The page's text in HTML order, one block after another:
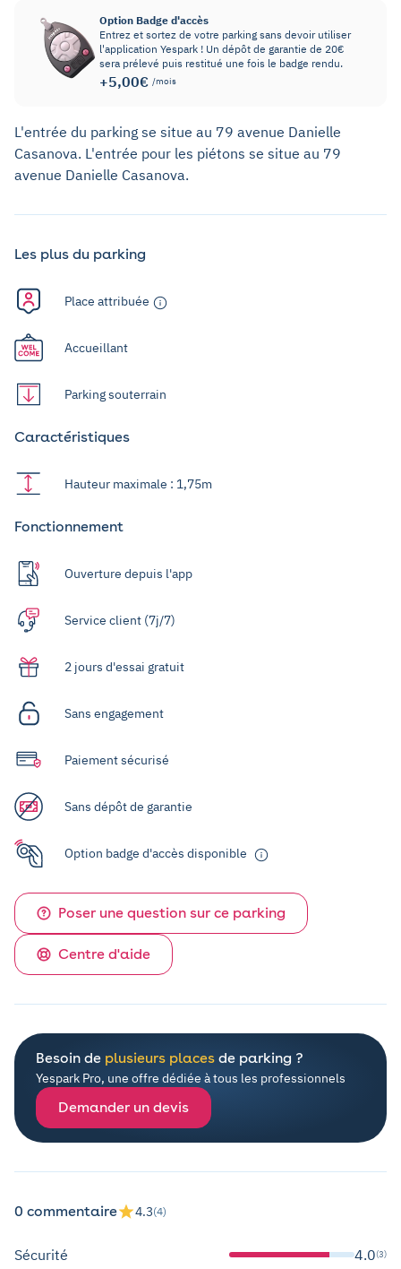
Option Badge d'accès
Entrez et sortez de votre parking sans devoir utiliser
l'application Yespark ! Un dépôt de garantie de 20€
sera prélevé puis restitué une fois le badge rendu.
+5,00€ /mois
L'entrée du parking se situe au 79 avenue Danielle
Casanova. L'entrée pour les piétons se situe au 79
avenue Danielle Casanova.
Les plus du parking
Place attribuée
Accueillant
Parking souterrain
Caractéristiques
Hauteur maximale : 1,75m
Fonctionnement
Ouverture depuis l'app
Service client (7j/7)
2 jours d'essai gratuit
Sans engagement
Paiement sécurisé
Sans dépôt de garantie
Option badge d'accès disponible
Poser une question sur ce parking
Centre d'aide
Besoin de plusieurs places de parking ?
Yespark Pro, une offre dédiée à tous les professionnels
Demander un devis
0 commentaire 4.3(4)
Sécurité 4.0(3)